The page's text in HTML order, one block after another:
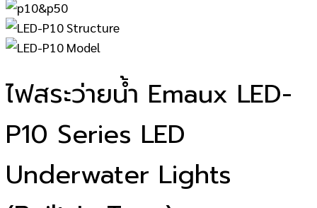
ไฟสระว่ายน้ำ Emaux LED-
P10 Series LED
Underwater Lights